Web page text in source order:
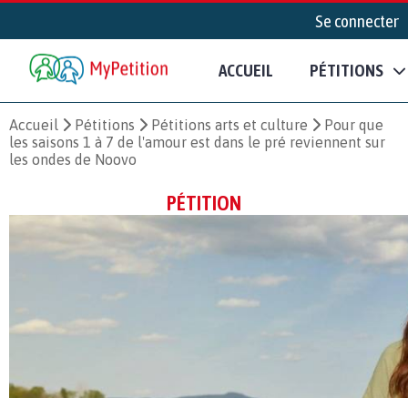
Se connecter
ACCUEIL PÉTITIONS
Accueil Pétitions Pétitions arts et culture
Pour que
les saisons 1 à 7 de l'amour est dans le pré reviennent sur
les ondes de Noovo
PÉTITION